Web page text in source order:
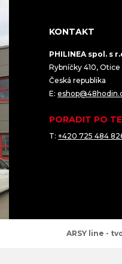
KONTAKT
PHILINEA spol. s
Rybníčky 410, Otice
Česká republika
E:
PORADIT PO
T:+420 725 484
ARSY line -